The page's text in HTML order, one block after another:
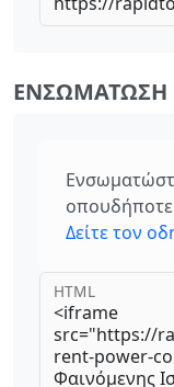
ΕΝΣΩΜΆΤΩΣΗ
οπουδήποτε
Δείτε τον
HTML